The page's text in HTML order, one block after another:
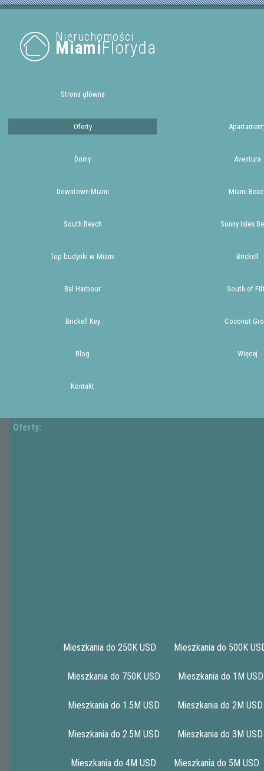
Nieruchomości
MiamiFloryda
Strona główna
Oferty
Domy Aventura
Downtown Miami Miami
South Beach Sunny Isles
Top budynki w Miami Brickell
Bal Harbour South of
Brickell Key Coconut
Blog Więcej
Kontakt
Oferty:
Mieszkania do 250K USD Mieszkania do 500K
Mieszkania do 750K USD Mieszkania do 1M USD
Mieszkania do 1.5M USD Mieszkania do 2M USD
Mieszkania do 2.5M USD Mieszkania do 3M USD
Mieszkania do 4M USD Mieszkania do 5M USD
1 2 3 5 >|
29018 MALAGA